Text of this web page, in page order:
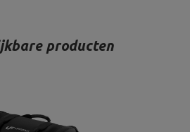
producten